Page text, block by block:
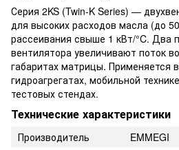
Серия 2KS (Twin-K Series) —
для высоких расходов масла (до
рассеивания свыше 1 кВт/°C. Два
вентилятора увеличивают поток
габаритах матрицы.
гидроагрегатах, мобильной
тестовых стендах.
Технические характеристики
Производитель
EMMEGI